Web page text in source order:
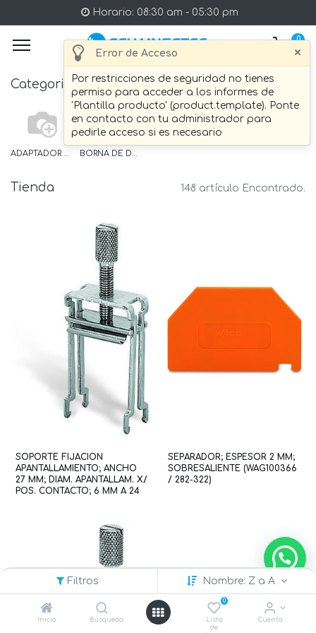
Error de Acceso ×
Por restricciones de seguridad no tienes
permiso para acceder a los informes de
'Plantilla producto' (product.template). Ponte
en contacto con tu administrador para
pedirle acceso si es necesario
Filtros Nombre: Z a A
Inicio Búsqueda
0
Lista
de
Cuenta
Horario: 08:30 am - 05:30 pm
0
Categories
ADAPTADOR DE MARCAJE BORNA DE DOBLE PISO
Tienda 148 artículo Encontrado.
SOPORTE FIJACION
APANTALLAMIENTO; ANCHO
27 MM; DIAM. APANTALLAM. X/
POS. CONTACTO; 6 MM A 24
SEPARADOR; ESPESOR 2 MM;
SOBRESALIENTE (WAG100366
/ 282-322)